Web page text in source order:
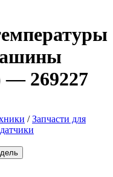
— 269227
/Запчасти для